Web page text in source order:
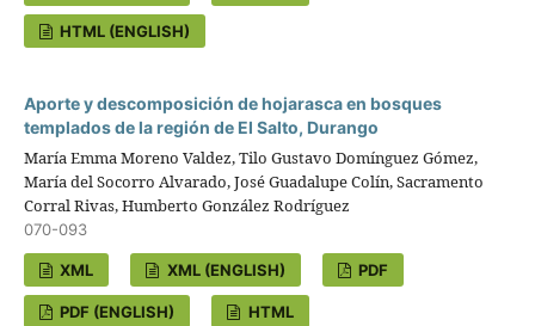
HTML (ENGLISH)
Aporte y descomposición de hojarasca en bosques
templados de la región de El Salto, Durango
María Emma Moreno Valdez, Tilo Gustavo Domínguez Gómez,
María del Socorro Alvarado, José Guadalupe Colín, Sacramento
Corral Rivas, Humberto González Rodríguez
070-093
XML XML (ENGLISH) PDF
PDF (ENGLISH) HTML